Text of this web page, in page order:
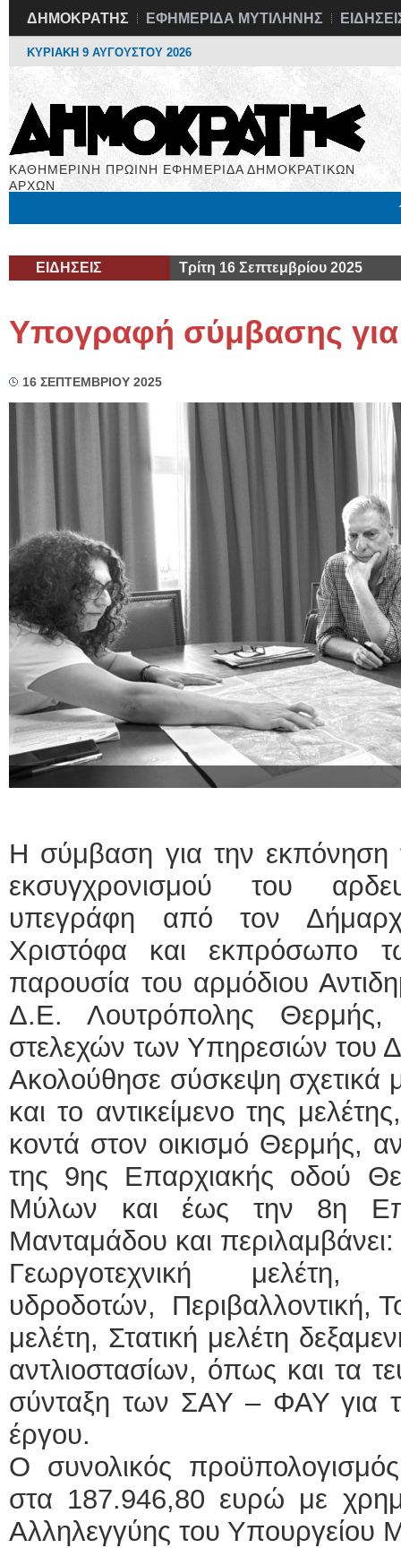
ΔΗΜΟΚΡΑΤΗΣ ΕΦΗΜΕΡΙΔΑ ΜΥΤΙΛΗΝΗΣ
ΚΥΡΙΑΚΗ 9 ΑΥΓΟΥΣΤΟΥ 2026
ΚΑΘΗΜΕΡΙΝΗ ΠΡΩΙΝΗ ΕΦΗΜΕΡΙΔΑ ΔΗΜΟΚΡΑΤΙΚΩΝ
ΑΡΧΩΝ
ΕΙΔΗΣΕΙΣ Τρίτη 16 Σεπτεμβρίου 2025
Υπογραφή σύμβασης
16 ΣΕΠΤΕΜΒΡΙΟΥ 2025
Η σύμβαση για την εκπόνηση
εκσυγχρονισμού του
υπεγράφη από τον
Χριστόφα και εκπρόσωπο
παρουσία του αρμόδιου
Δ.Ε. Λουτρόπολης Θερμής,
στελεχών των Υπηρεσιών του
Ακολούθησε σύσκεψη σχετικά
και το αντικείμενο της
κοντά στον οικισμό Θερμής,
της 9ης Επαρχιακής οδού
Μύλων και έως την 8η
Μανταμάδου και περιλαμβάνει:
Γεωργοτεχνική μελέτη,
υδροδοτών, Περιβαλλοντική,
μελέτη, Στατική μελέτη
αντλιοστασίων, όπως και τα
σύνταξη των ΣΑΥ – ΦΑΥ για
έργου.
Ο συνολικός
στα 187.946,80 ευρώ με
Αλληλεγγύης του Υπουργείου